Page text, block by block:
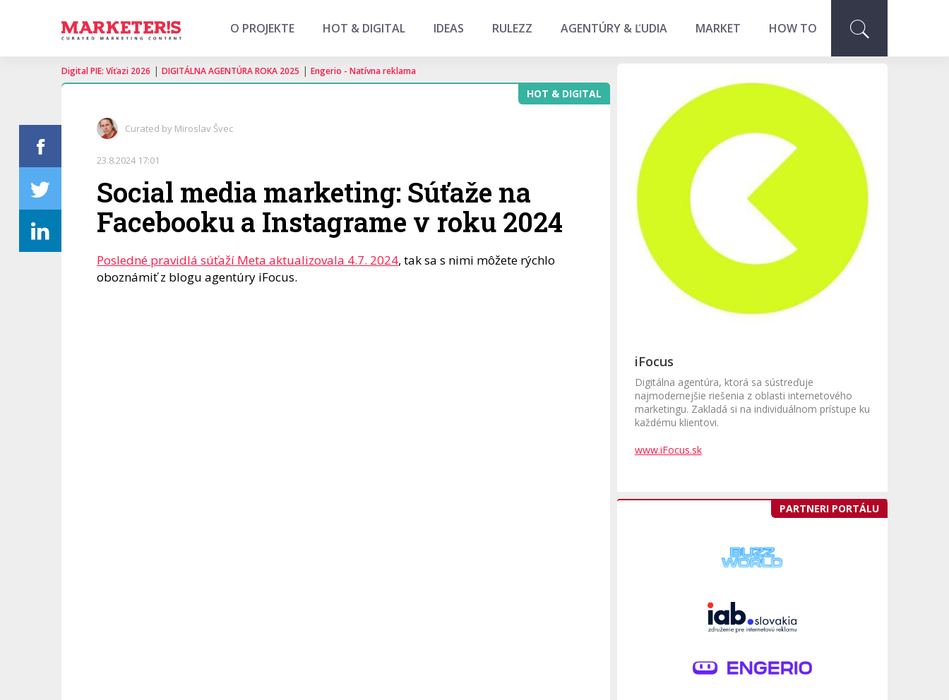
O PROJEKTE HOT & DIGITAL IDEAS RULEZZ AGENTÚRY & ĽUDIA MARKET HOW TO
Digital PIE: Víťazi 2026 | DIGITÁLNA AGENTÚRA ROKA 2025 | Engerio - Natívna reklama
HOT & DIGITAL
Curated by Miroslav Švec
23.8.2024 17:01
Social media marketing: Súťaže na
Facebooku a Instagrame v roku 2024
Posledné pravidlá súťaží Meta aktualizovala 4.7. 2024, tak sa s nimi môžete rýchlo
oboznámiť z blogu agentúry iFocus.
iFocus
Digitálna agentúra, ktorá sa sústreďuje
najmodernejšie riešenia z oblasti internetového
marketingu. Zakladá si na individuálnom prístupe ku
každému klientovi.
www.iFocus.sk
PARTNERI PORTÁLU